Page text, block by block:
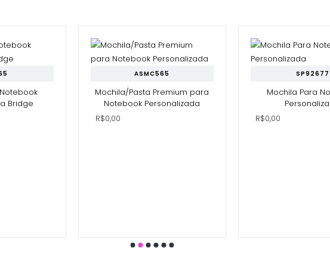
Bridge
ASMC565
Mochila/Pasta Premium para
Notebook Personalizada
R$0,00
SP92677
Mochila Para
R$0,00